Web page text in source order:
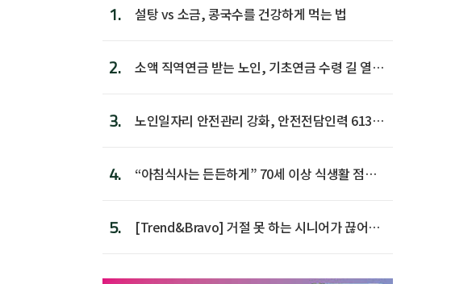
1. 설탕 vs 소금, 콩국수를 건강하게 먹는 법
2.
소액 직역연금 받는 노인, 기초연금 수령 길 열린
3.
노인일자리 안전관리 강화, 안전전담인력 613명
4.
“아침식사는 든든하게” 70세 이상 식생활 점수
5.
[Trend&Bravo] 거절 못 하는 시니어가 끊어야